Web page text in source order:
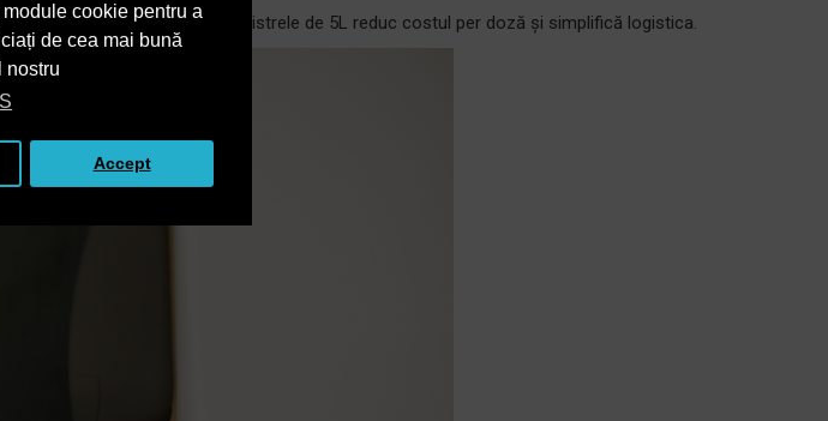
cookie pentru a
de cea mai bună
nostru
Accept
fluxul este mai mare, canistrele de 5L reduc costul per doză și simplifică logistica.